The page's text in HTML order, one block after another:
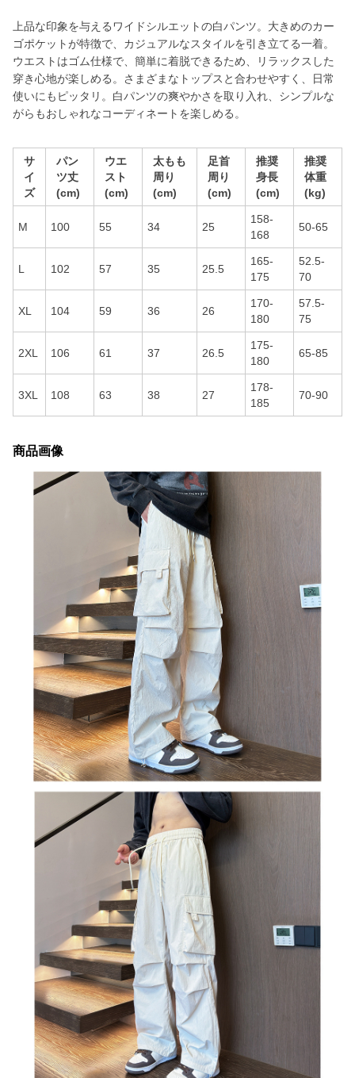
上品な印象を与えるワイドシルエットの白パンツ。大きめのカー
ゴポケットが特徴で、カジュアルなスタイルを引き立てる一着。
ウエストはゴム仕様で、簡単に着脱できるため、リラックスした
穿き心地が楽しめる。さまざまなトップスと合わせやすく、日常
使いにもピッタリ。白パンツの爽やかさを取り入れ、シンプルな
がらもおしゃれなコーディネートを楽しめる。
サ
イ
ズ
パン
ツ丈
(cm)
ウエ
スト
(cm)
太もも
周り
(cm)
足首
周り
(cm)
推奨
身長
(cm)
推奨
体重
(kg)
M 100 55 34 25
158-
168
50-65
L 102 57 35 25.5
165-
175
52.5-
70
XL 104 59 36 26
170-
180
57.5-
75
2XL 106 61 37 26.5
175-
180
65-85
3XL 108 63 38 27
178-
185
70-90
商品画像